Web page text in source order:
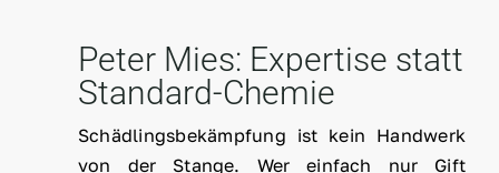
Peter Mies: Expertise statt
Standard-Chemie
Schädlingsbekämpfung ist kein Handwerk
von der Stange. Wer einfach nur Gift